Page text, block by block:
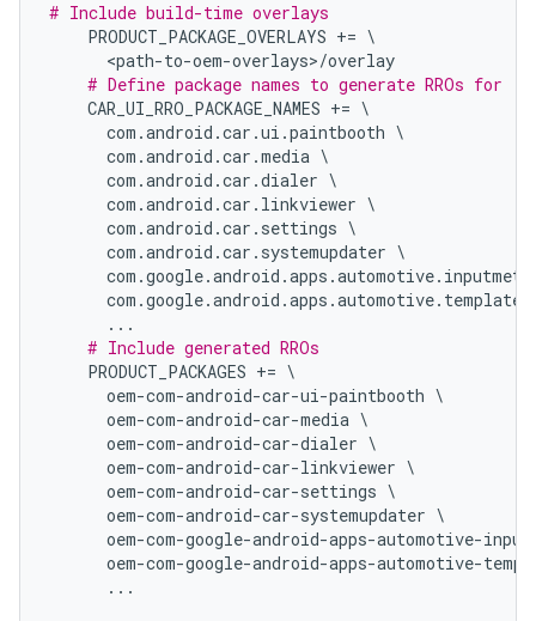
# Include build-time overlays
PRODUCT_PACKAGE_OVERLAYS += \
<path-to-oem-overlays>/overlay
# Define package names to generate RROs for
CAR_UI_RRO_PACKAGE_NAMES += \
com .android .car .ui .paintbooth \
com .android .car .media \
com .android .car .dialer \
com .android .car . linkviewer \
com .android .car . settings \
com .android .car . systemupdater \
com .google.android .apps .automotive.
com .google.android .apps .automotive. templates
...
# Include generated RROs
PRODUCT_PACKAGES += \
oem-com-android-car-ui-paintbooth \
oem-com-android-car-media \
oem-com-android-car-dialer \
oem-com-android-car-linkviewer \
oem-com-android-car-settings \
oem-com-android-car-systemupdater \
oem-com-google-android-apps-automotive-
oem-com-google-android-apps-automotive-
...